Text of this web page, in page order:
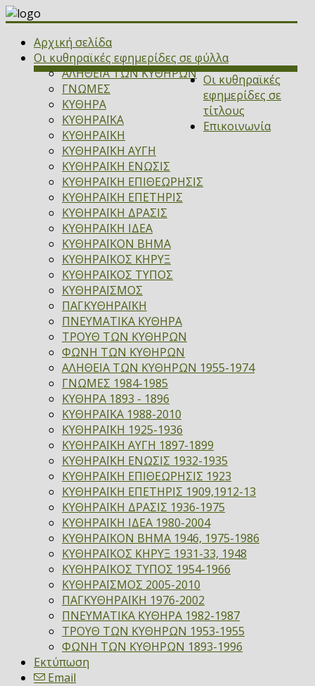
Αρχική σελίδα
Οι κυθηραϊκές εφημερίδες σε φύλλα
ΑΛΗΘΕΙΑ ΤΩΝ ΚΥΘΗΡΩΝ
ΓΝΩΜΕΣ
ΚΥΘΗΡΑ
ΚΥΘΗΡΑΪΚΑ
ΚΥΘΗΡΑΪΚΗ
ΚΥΘΗΡΑΪΚΗ ΑΥΓΗ
ΚΥΘΗΡΑΪΚΗ ΕΝΩΣΙΣ
ΚΥΘΗΡΑΪΚΗ ΕΠΙΘΕΩΡΗΣΙΣ
ΚΥΘΗΡΑΪΚΗ ΕΠΕΤΗΡΙΣ
ΚΥΘΗΡΑΪΚΗ ΔΡΑΣΙΣ
ΚΥΘΗΡΑΪΚΗ ΙΔΕΑ
ΚΥΘΗΡΑΪΚΟΝ ΒΗΜΑ
ΚΥΘΗΡΑΪΚΟΣ ΚΗΡΥΞ
ΚΥΘΗΡΑΪΚΟΣ ΤΥΠΟΣ
ΚΥΘΗΡΑΪΣΜΟΣ
ΠΑΓΚΥΘΗΡΑΪΚΗ
ΠΝΕΥΜΑΤΙΚΑ ΚΥΘΗΡΑ
ΤΡΟΥΘ ΤΩΝ ΚΥΘΗΡΩΝ
ΦΩΝΗ ΤΩΝ ΚΥΘΗΡΩΝ
Οι κυθηραϊκές
εφημερίδες σε
τίτλους
ΑΛΗΘΕΙΑ ΤΩΝ ΚΥΘΗΡΩΝ 1955-1974
ΓΝΩΜΕΣ 1984-1985
ΚΥΘΗΡΑ 1893 - 1896
ΚΥΘΗΡΑΪΚΑ 1988-2010
ΚΥΘΗΡΑΪΚΗ 1925-1936
ΚΥΘΗΡΑΪΚΗ ΑΥΓΗ 1897-1899
ΚΥΘΗΡΑΪΚΗ ΕΝΩΣΙΣ 1932-1935
ΚΥΘΗΡΑΪΚΗ ΕΠΙΘΕΩΡΗΣΙΣ 1923
ΚΥΘΗΡΑΪΚΗ ΕΠΕΤΗΡΙΣ 1909,1912-13
ΚΥΘΗΡΑΪΚΗ ΔΡΑΣΙΣ 1936-1975
ΚΥΘΗΡΑΪΚΗ ΙΔΕΑ 1980-2004
ΚΥΘΗΡΑΪΚΟΝ ΒΗΜΑ 1946, 1975-1986
ΚΥΘΗΡΑΪΚΟΣ ΚΗΡΥΞ 1931-33, 1948
ΚΥΘΗΡΑΪΚΟΣ ΤΥΠΟΣ 1954-1966
ΚΥΘΗΡΑΪΣΜΟΣ 2005-2010
ΠΑΓΚΥΘΗΡΑΪΚΗ 1976-2002
ΠΝΕΥΜΑΤΙΚΑ ΚΥΘΗΡΑ 1982-1987
ΤΡΟΥΘ ΤΩΝ ΚΥΘΗΡΩΝ 1953-1955
ΦΩΝΗ ΤΩΝ ΚΥΘΗΡΩΝ 1893-1996
Επικοινωνία
Εκτύπωση
Email